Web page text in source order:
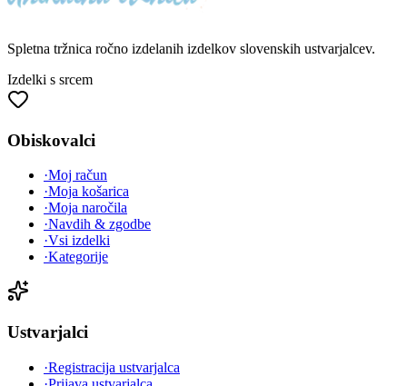
Spletna tržnica ročno izdelanih izdelkov slovenskih ustvarjalcev.
Izdelki s srcem
Obiskovalci
·Moj račun
·Moja košarica
·Moja naročila
·Navdih & zgodbe
·Vsi izdelki
·Kategorije
Ustvarjalci
·Registracija ustvarjalca